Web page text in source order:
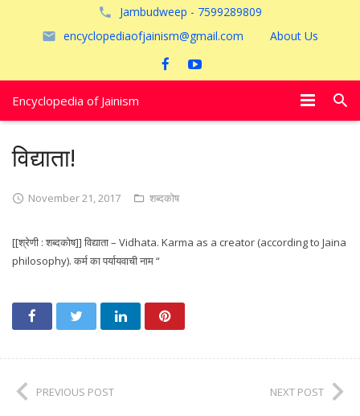
Jambudweep - 7599289809
encyclopediaofjainism@gmail.com
About Us
Encyclopedia of Jainism
अयोध्या
विद्याता!
November 21, 2017 शब्दकोष
[[श्रेणी : शब्दकोष]] विद्याता – Vidhata. Karma as a creator (according to Jaina
philosophy). कर्म का पर्यायवाची नाम “
PREVIOUS POST NEXT POST